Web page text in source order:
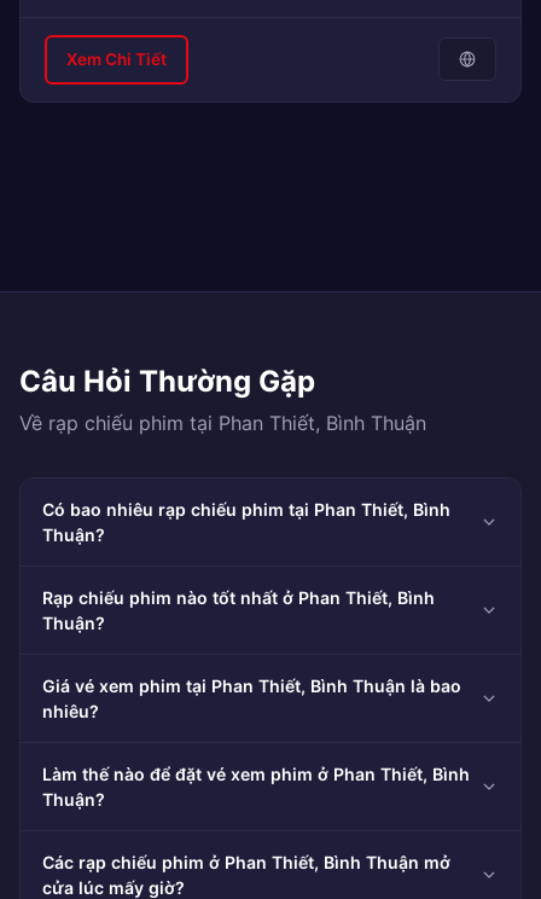
Xem Chi Tiết
Câu Hỏi Thường Gặp
Về rạp chiếu phim tại Phan Thiết, Bình Thuận
Có bao nhiêu rạp chiếu phim tại Phan Thiết, Bình
Thuận?
Rạp chiếu phim nào tốt nhất ở Phan Thiết, Bình
Thuận?
Giá vé xem phim tại Phan Thiết, Bình Thuận là bao
nhiêu?
Làm thế nào để đặt vé xem phim ở Phan Thiết, Bình
Thuận?
Các rạp chiếu phim ở Phan Thiết, Bình Thuận mở
cửa lúc mấy giờ?